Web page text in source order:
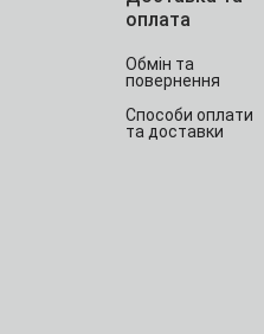
оплата
Обмін та
повернення
Способи оплати
та доставки